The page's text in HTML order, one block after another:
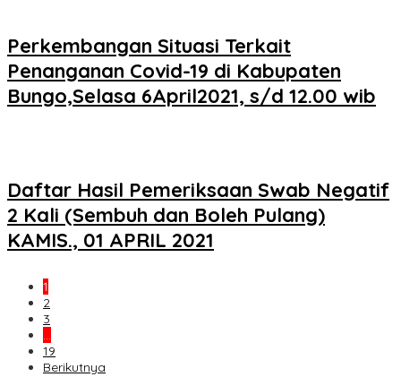
Perkembangan Situasi Terkait
Penanganan Covid-19 di Kabupaten
Bungo,Selasa 6April2021, s/d 12.00 wib
Daftar Hasil Pemeriksaan Swab Negatif
2 Kali (Sembuh dan Boleh Pulang)
KAMIS., 01 APRIL 2021
1
2
3
…
19
Berikutnya